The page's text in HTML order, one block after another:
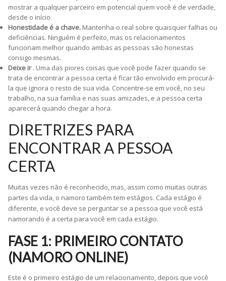
mostrar a qualquer parceiro em potencial quem você é de verdade,
desde o início.
Honestidade é a chave. Mantenha-o real sobre quaisquer falhas ou
deficiências. Ninguém é perfeito, mas os relacionamentos
funcionam melhor quando ambas as pessoas são honestas
consigo mesmas.
Deixe ir. Uma das piores coisas que você pode fazer quando se
trata de encontrar a pessoa certa é ficar tão envolvido em procurá-
la que ignora o resto de sua vida. Concentre-se em você, no seu
trabalho, na sua família e nas suas amizades, e a pessoa certa
aparecerá quando chegar a hora.
DIRETRIZES PARA
ENCONTRAR A PESSOA
CERTA
Muitas vezes não é reconhecido, mas, assim como muitas outras
partes da vida, o namoro também tem estágios. Cada estágio é
diferente, e você deve se perguntar se a pessoa que você está
namorando é a certa para você em cada estágio.
FASE 1: PRIMEIRO CONTATO
(NAMORO ONLINE)
Este é o primeiro estágio de um relacionamento, depois que você